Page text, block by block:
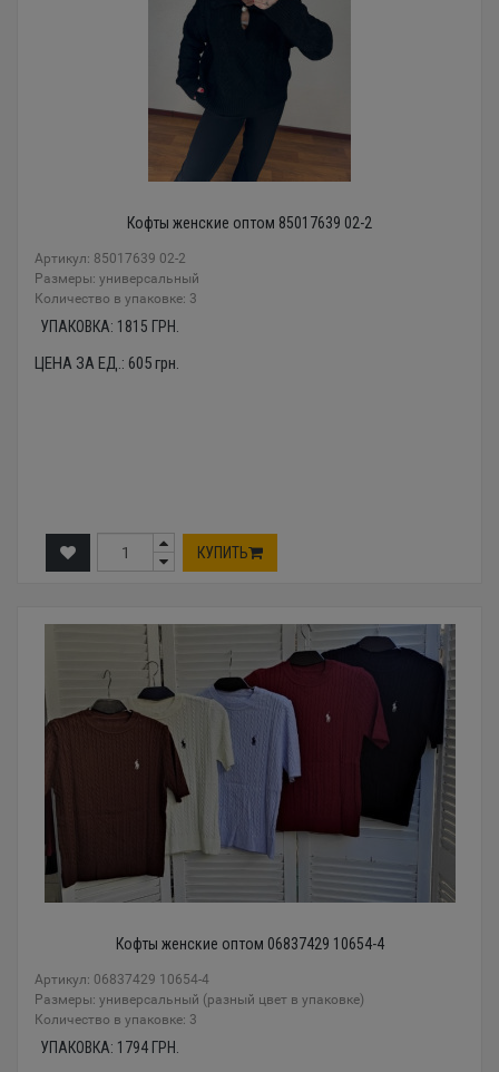
Кофты женские оптом 85017639 02-2
Артикул: 85017639 02-2
Размеры: универсальный
Количество в упаковке: 3
УПАКОВКА: 1815 ГРН.
ЦЕНА ЗА ЕД.: 605грн.
КУПИТЬ
Кофты женские оптом 06837429 10654-4
Артикул: 06837429 10654-4
Размеры: универсальный (разный цвет в упаковке)
Количество в упаковке: 3
УПАКОВКА: 1794 ГРН.